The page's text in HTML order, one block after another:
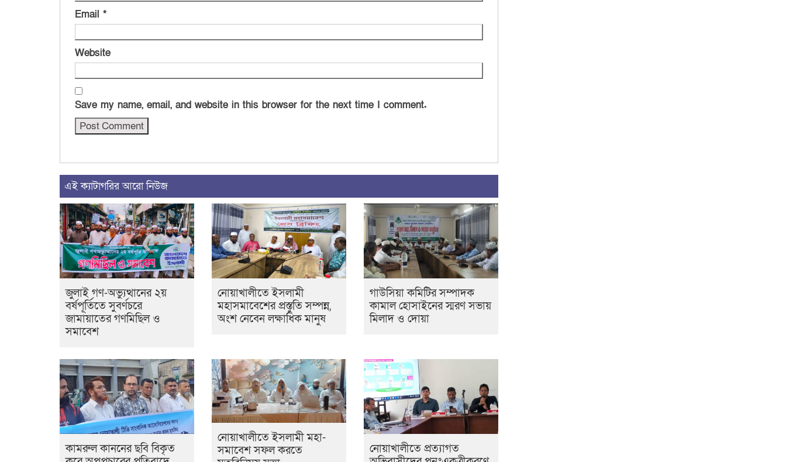
Email *
Website
Save my name, email, and website in this browser for the next time I comment.
এই ক্যাটাগরির আরো নিউজ
জুলাই গণ-অভ্যুত্থানের ২য়
বর্ষপূর্তিতে সুবর্ণচরে
জামায়াতের গণমিছিল ও
সমাবেশ
নোয়াখালীতে ইসলামী
মহাসমাবেশের প্রস্তুতি সম্পন্ন,
অংশ নেবেন লক্ষাধিক মানুষ
গাউসিয়া কমিটির সম্পাদক
কামাল হোসাইনের স্মরণ সভায়
মিলাদ ও দোয়া
কামরুল কাননের ছবি বিকৃত
নোয়াখালীতে ইসলামী মহা-
সমাবেশ সফল করতে
নোয়াখালীতে প্রত্যাগত